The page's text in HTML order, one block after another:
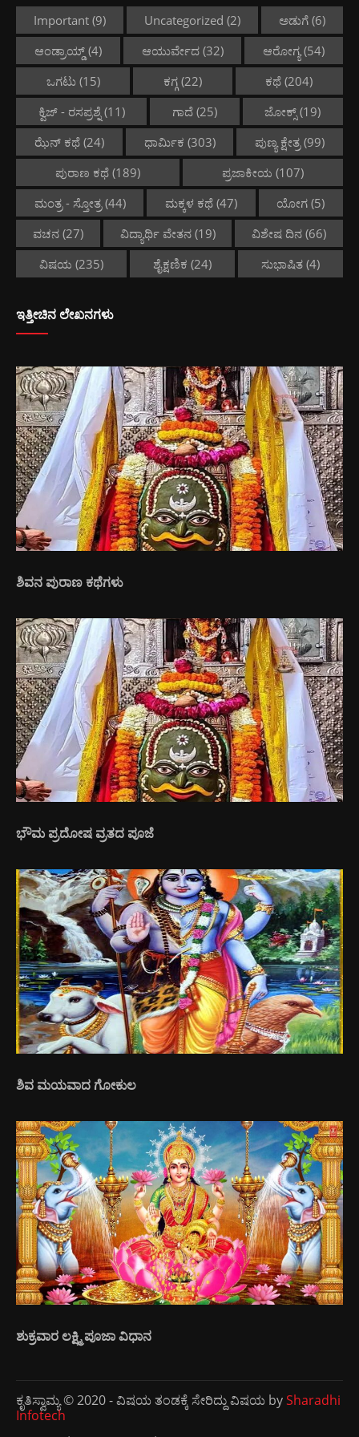
Important (9) Uncategorized (2) ಅಡುಗೆ (6)
ಆಂಡ್ರಾಯ್ಡ್(4) ಆಯುರ್ವೇದ(32) ಆರೋಗ್ಯ(54)
ಒಗಟು(15) ಕಗ್ಗ(22) ಕಥೆ (204)
ಕ್ವಿಜ್ - ರಸಪ್ರಶ್ನೆ(11) ಗಾದೆ(25) ಜೋಕ್ಸ್(19)
ಝೆನ್ ಕಥೆ(24) ಧಾರ್ಮಿಕ (303) ಪುಣ್ಯ ಕ್ಷೇತ್ರ(99)
ಪುರಾಣ ಕಥೆ (189) ಪ್ರಜಾಕೀಯ (107)
ಮಂತ್ರ - ಸ್ತೋತ್ರ(44) ಮಕ್ಕಳ ಕಥೆ(47) ಯೋಗ (5)
ವಚನ(27) ವಿದ್ಯಾರ್ಥಿ ವೇತನ(19) ವಿಶೇಷ ದಿನ (66)
ವಿಷಯ (235) ಶೈಕ್ಷಣಿಕ (24) ಸುಭಾಷಿತ (4)
ಇತ್ತೀಚಿನ ಲೇಖನಗಳು
ಶಿವನ ಪುರಾಣ ಕಥೆಗಳು
ಭೌಮ ಪ್ರದೋಷ ವ್ರತದ ಪೂಜೆ
ಶಿವ ಮಯವಾದ ಗೋಕುಲ
ಶುಕ್ರವಾರ ಲಕ್ಷ್ಮಿ ಪೂಜಾ ವಿಧಾನ
ಕೃತಿಸ್ವಾಮ್ಯ © 2020 - ವಿಷಯ ತಂಡಕ್ಕೆ ಸೇರಿದ್ದು ವಿಷಯ bySharadhi
Infotech